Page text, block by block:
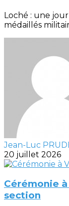
Loché : une
médaillés
Jean-Luc
20 juillet 2026
Cérémonie
section